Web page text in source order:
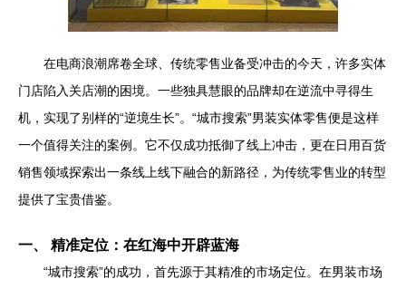
在电商浪潮席卷全球、传统零售业备受冲击的今天，许多实体
门店陷入关店潮的困境。一些独具慧眼的品牌却在逆流中寻得生
机，实现了别样的“逆境生长”。“城市搜索”男装实体零售便是这样
一个值得关注的案例。它不仅成功抵御了线上冲击，更在日用百货
销售领域探索出一条线上线下融合的新路径，为传统零售业的转型
提供了宝贵借鉴。
一、 精准定位：在红海中开辟蓝海
“城市搜索”的成功，首先源于其精准的市场定位。在男装市场